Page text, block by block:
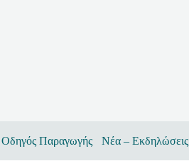
Οδηγός Παραγωγής Νέα – Εκδηλώσεις